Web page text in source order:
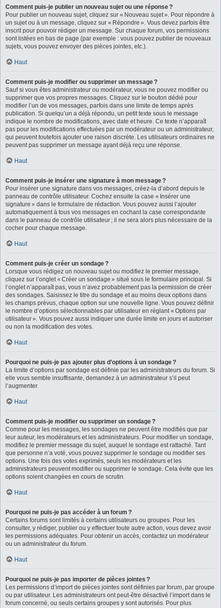
Comment puis-je publier un nouveau sujet ou une réponse ?
Pour publier un nouveau sujet, cliquez sur « Nouveau sujet ». Pour répondre à
un sujet ou à un message, cliquez sur « Répondre ». Vous devez parfois être
inscrit pour pouvoir rédiger un message. Sur chaque forum, vos permissions
sont listées en bas de page (par exemple : vous pouvez publier de nouveaux
sujets, vous pouvez envoyer des pièces jointes, etc.).
Haut
Comment puis-je modifier ou supprimer un message ?
Sauf si vous êtes administrateur ou modérateur, vous ne pouvez modifier ou
supprimer que vos propres messages. Cliquez sur le bouton dédié pour
modifier l’un de vos messages, parfois dans une limite de temps après
publication. Si quelqu’un a déjà répondu, un petit texte sous le message
indique le nombre de modifications, avec date et heure. Ce texte n’apparaît
pas pour les modifications effectuées par un modérateur ou un administrateur,
qui peuvent toutefois ajouter une raison discrète. Les utilisateurs ordinaires ne
peuvent pas supprimer un message ayant déjà reçu une réponse.
Haut
Comment puis-je insérer une signature à mon message ?
Pour insérer une signature dans vos messages, créez-la d’abord depuis le
panneau de contrôle utilisateur. Cochez ensuite la case « Insérer une
signature » dans le formulaire de rédaction. Vous pouvez aussi l’ajouter
automatiquement à tous vos messages en cochant la case correspondante
dans le panneau de contrôle utilisateur ; il ne sera alors plus nécessaire de la
cocher pour chaque message.
Haut
Comment puis-je créer un sondage ?
Lorsque vous rédigez un nouveau sujet ou modifiez le premier message,
cliquez sur l’onglet « Créer un sondage » situé sous le formulaire principal. Si
l’onglet n’apparaît pas, vous n’avez probablement pas la permission de créer
des sondages. Saisissez le titre du sondage et au moins deux options dans
les champs prévus, chaque option sur une nouvelle ligne. Vous pouvez définir
le nombre d’options sélectionnables par utilisateur en réglant « Options par
utilisateur ». Vous pouvez aussi indiquer une durée limite en jours et autoriser
ou non la modification des votes.
Haut
Pourquoi ne puis-je pas ajouter plus d’options à un sondage ?
La limite d’options par sondage est définie par les administrateurs du forum. Si
elle vous semble insuffisante, demandez à un administrateur s’il peut
l’augmenter.
Haut
Comment puis-je modifier ou supprimer un sondage ?
Comme pour les messages, les sondages ne peuvent être modifiés que par
leur auteur, les modérateurs et les administrateurs. Pour modifier un sondage,
modifiez le premier message du sujet, auquel le sondage est rattaché. Tant
que personne n’a voté, vous pouvez supprimer le sondage ou modifier ses
options. Une fois des votes exprimés, seuls les modérateurs et les
administrateurs peuvent modifier ou supprimer le sondage. Cela évite que les
options soient changées en cours de scrutin.
Haut
Pourquoi ne puis-je pas accéder à un forum ?
Certains forums sont limités à certains utilisateurs ou groupes. Pour les
consulter, y rédiger, publier ou y effectuer toute autre action, vous devez avoir
les permissions adéquates. Pour obtenir un accès, contactez un modérateur
ou un administrateur du forum.
Haut
Pourquoi ne puis-je pas importer de pièces jointes ?
Les permissions d’import de pièces jointes sont définies par forum, par groupe
ou par utilisateur. Les administrateurs ont peut-être désactivé l’import dans le
forum concerné, ou seuls certains groupes y sont autorisés. Pour plus